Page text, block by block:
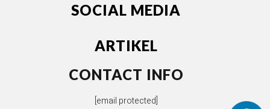
SOCIAL MEDIA
ARTIKEL
CONTACT INFO
[email protected]